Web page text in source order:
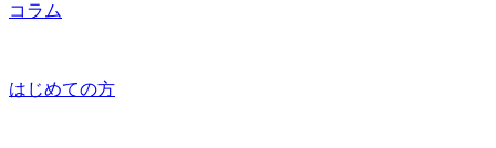
コラム
はじめての方